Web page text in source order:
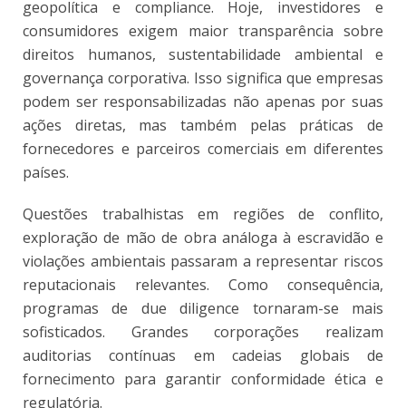
geopolítica e compliance. Hoje, investidores e
consumidores exigem maior transparência sobre
direitos humanos, sustentabilidade ambiental e
governança corporativa. Isso significa que empresas
podem ser responsabilizadas não apenas por suas
ações diretas, mas também pelas práticas de
fornecedores e parceiros comerciais em diferentes
países.
Questões trabalhistas em regiões de conflito,
exploração de mão de obra análoga à escravidão e
violações ambientais passaram a representar riscos
reputacionais relevantes. Como consequência,
programas de due diligence tornaram-se mais
sofisticados. Grandes corporações realizam
auditorias contínuas em cadeias globais de
fornecimento para garantir conformidade ética e
regulatória.